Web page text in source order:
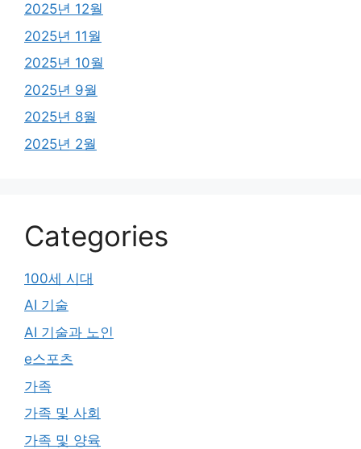
2025년 12월
2025년 11월
2025년 10월
2025년 9월
2025년 8월
2025년 2월
Categories
100세 시대
AI 기술
AI 기술과 노인
e스포츠
가족
가족 및 사회
가족 및 양육